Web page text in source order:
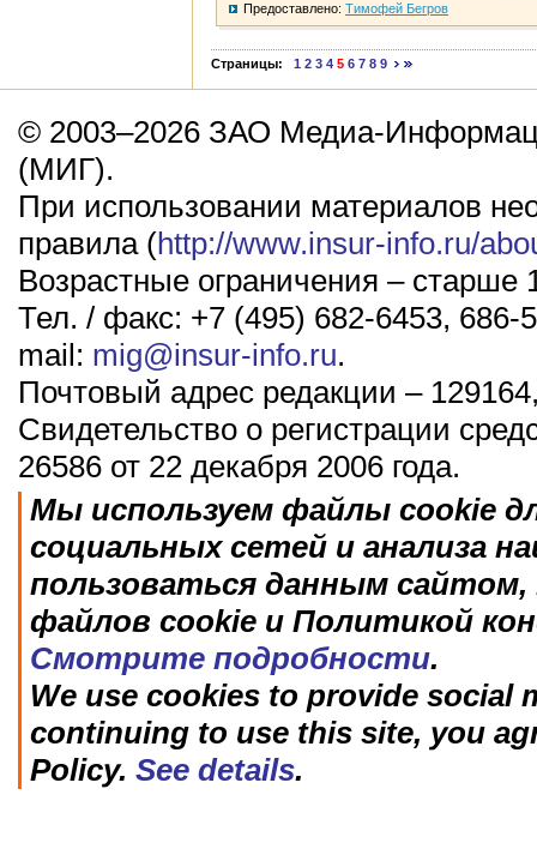
Предоставлено: Тимофей Бегров
Страницы: 1 2 3 4 5 6 7 8 9
© 2003–2026 ЗАО Медиа-
(МИГ).
При использовании материалов
правила (http://www.insur-info.ru/
Возрастные ограничения – старше
Тел. / факс: +7 (495) 682-6453, 686-
mail: mig@insur-info.ru.
Почтовый адрес редакции –
Свидетельство о регистрации
26586 от 22 декабря 2006 года.
Мы используем файлы cookie
социальных сетей и анализа
пользоваться данным
файлов cookie и Политикой
Смотрите подробности.
We use cookies to provide social
continuing to use this site, you
Policy. See details.